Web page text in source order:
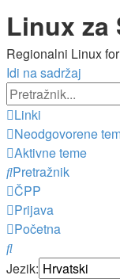
Linux za
Regionalni Linux
Idi na sadržaj
Linki
Neodgovorene
Aktivne teme
Pretražnik
ČPP
Prijava
Početna
Pretražnik
Jezik: